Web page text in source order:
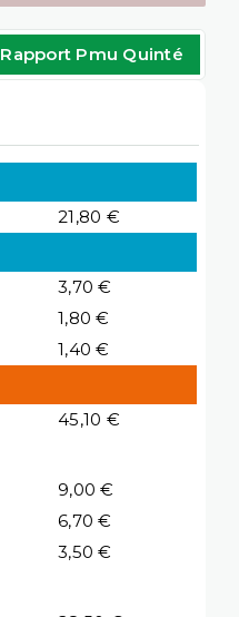
Rapport Pmu Quinté
21,80 €
3,70 €
1,80 €
1,40 €
45,10 €
9,00 €
6,70 €
3,50 €